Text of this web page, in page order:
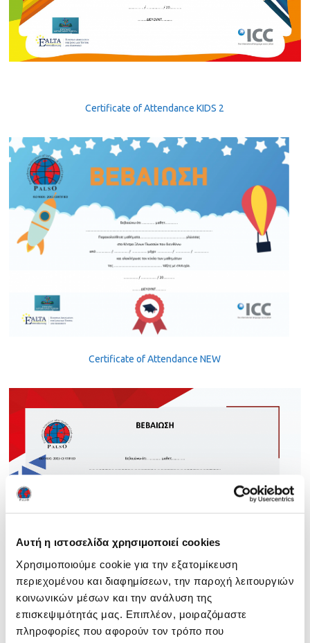
Αυτή η ιστοσελίδα χρησιμοποιεί cookies
Χρησιμοποιούμε cookie για την εξατομίκευση
περιεχομένου και διαφημίσεων, την παροχή λειτουργιών
κοινωνικών μέσων και την ανάλυση της
επισκεψιμότητάς μας. Επιπλέον, μοιραζόμαστε
πληροφορίες που αφορούν τον τρόπο που
Certificate of Attendance KIDS 2
Certificate of Attendance NEW